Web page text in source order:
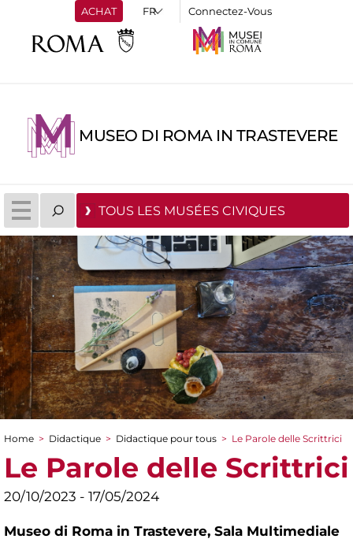
ACHAT Connectez-Vous
MUSEO DI ROMA IN TRASTEVERE
TOUS LES MUSÉES CIVIQUES
You are here
Home > Didactique > Didactique pour tous > Le Parole delle Scrittrici
Le Parole delle Scrittrici
20/10/2023 - 17/05/2024
Museo di Roma in Trastevere, Sala Multimediale